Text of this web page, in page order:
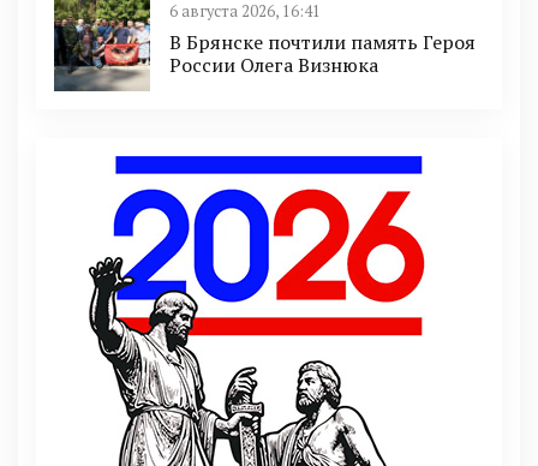
6 августа 2026, 16:41
В Брянске почтили память Героя
России Олега Визнюка